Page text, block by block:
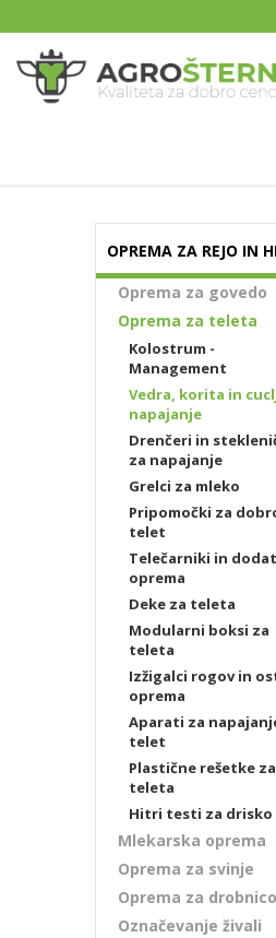
OPREMA ZA REJO IN
Oprema za govedo
Oprema za teleta
Kolostrum -
Management
Vedra, korita in
napajanje
Drenčeri in
za napajanje
Grelci za mleko
Pripomočki za
telet
Telečarniki in
oprema
Deke za teleta
Modularni boksi za
teleta
Izžigalci rogov in
oprema
Aparati za
telet
Plastične rešetke za
teleta
Hitri testi za drisko
Mlekarska oprema
Oprema za svinje
Oprema za drobnico
Označevanje živali